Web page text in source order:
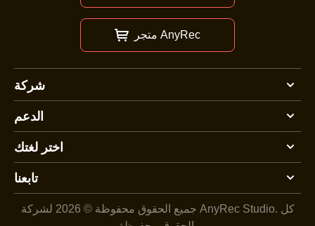
متجر AnyRec
شركة
الدعم
اختر لغتك
تابعنا
جميع الحقوق محفوظة © 2026 لشركة AnyRec Studio. كل